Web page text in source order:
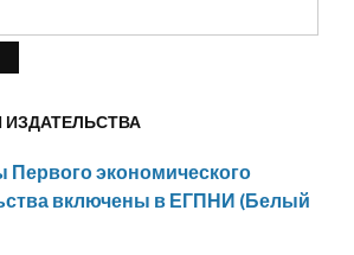
экономического
включены в ЕГПНИ (Белый